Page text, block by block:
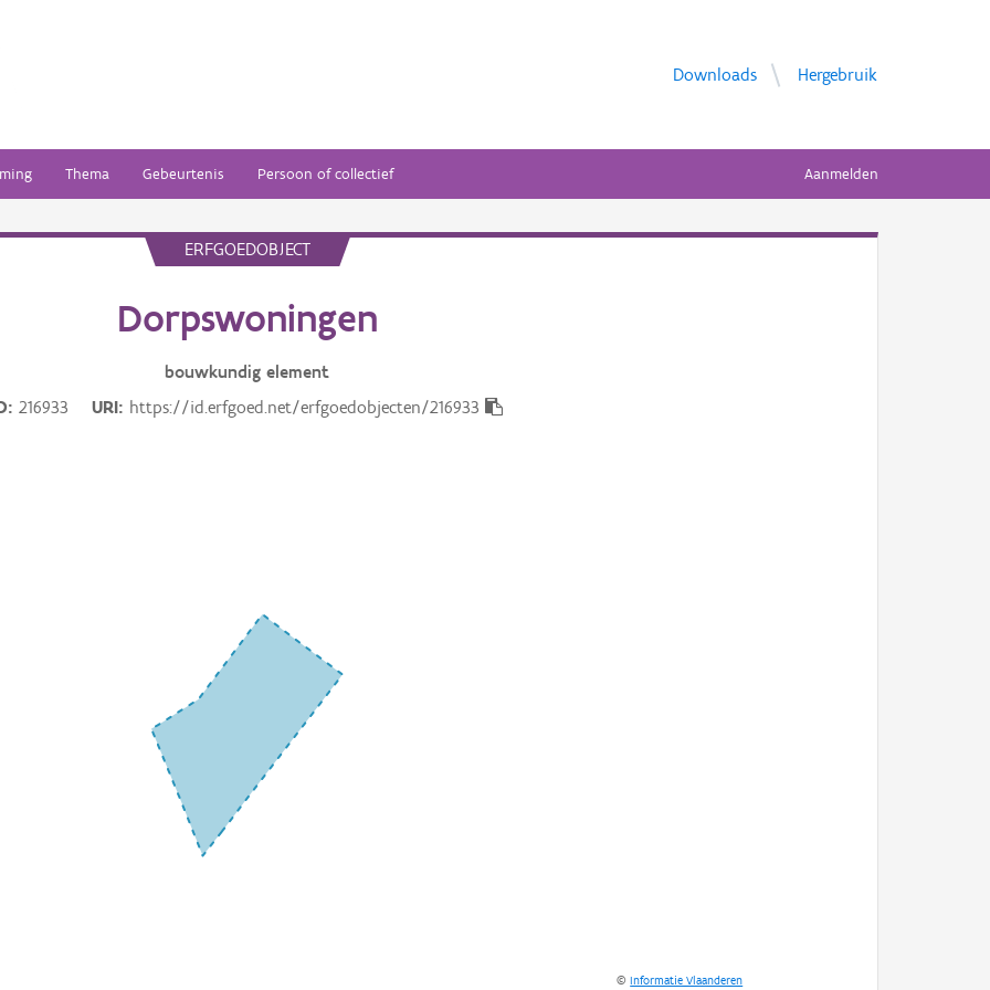
Downloads Hergebruik
Thema Gebeurtenis Persoon of collectief Aanmelden
ERFGOEDOBJECT
Dorpswoningen
bouwkundig element
216933 URI https://id.erfgoed.net/erfgoedobjecten/216933
©Informatie Vlaanderen